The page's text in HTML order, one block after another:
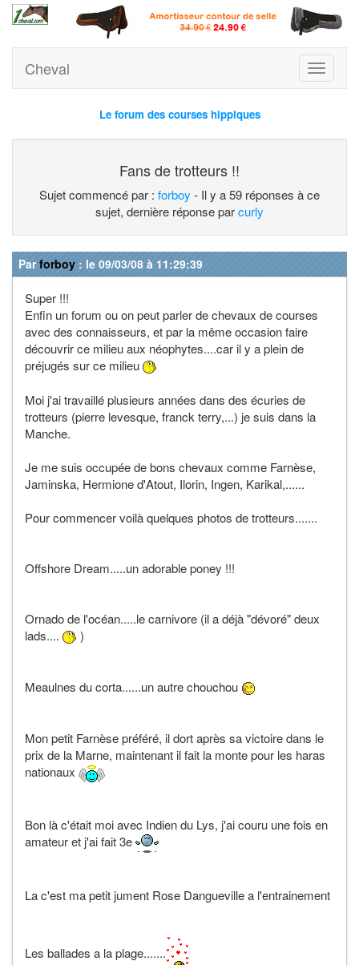
Toggle
Cheval
Le forum des courses hippiques
Fans de trotteurs !!
Sujet commencé par : forboy - Il y a 59 réponses à ce
sujet, dernière réponse parcurly
Parforboy : le 09/03/08 à 11:29:39
Super !!!
Enfin un forum ou on peut parler de chevaux de courses
avec des connaisseurs, et par la même occasion faire
découvrir ce milieu aux néophytes....car il y a plein de
préjugés sur ce milieu
Moi j'ai travaillé plusieurs années dans des écuries de
trotteurs (pierre levesque, franck terry,...) je suis dans la
Manche.
Je me suis occupée de bons chevaux comme Farnèse,
Jaminska, Hermione d'Atout, Ilorin, Ingen, Karikal,......
Pour commencer voilà quelques photos de trotteurs.......
Offshore Dream.....un adorable poney !!!
Ornado de l'océan.....le carnivore (il a déjà "dévoré" deux
lads....
)
Meaulnes du corta......un autre chouchou
Mon petit Farnèse préféré, il dort après sa victoire dans le
prix de la Marne, maintenant il fait la monte pour les haras
nationaux
Bon là c'était moi avec Indien du Lys, j'ai couru une fois en
amateur et j'ai fait 3e
La c'est ma petit jument Rose Dangueville a l'entrainement
Les ballades a la plage.......